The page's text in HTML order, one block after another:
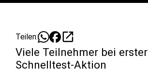
Teilen: open_in_new
Viele Teilnehmer bei erster
Schnelltest-Aktion